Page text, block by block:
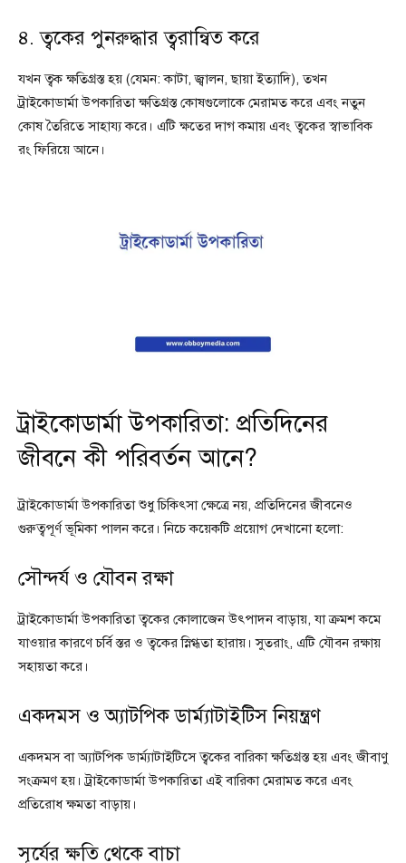
৪. ত্বকের পুনরুদ্ধার ত্বরান্বিত করে
যখন ত্বক ক্ষতিগ্রস্ত হয় (যেমন: কাটা, জ্বালন, ছায়া ইত্যাদি), তখন
ট্রাইকোডার্মা উপকারিতা ক্ষতিগ্রস্ত কোষগুলোকে মেরামত করে এবং নতুন
কোষ তৈরিতে সাহায্য করে। এটি ক্ষতের দাগ কমায় এবং ত্বকের স্বাভাবিক
রং ফিরিয়ে আনে।
ট্রাইকোডার্মা উপকারিতা: প্রতিদিনের
জীবনে কী পরিবর্তন আনে?
ট্রাইকোডার্মা উপকারিতা শুধু চিকিৎসা ক্ষেত্রে নয়, প্রতিদিনের জীবনেও
গুরুত্বপূর্ণ ভূমিকা পালন করে। নিচে কয়েকটি প্রয়োগ দেখানো হলো:
সৌন্দর্য ও যৌবন রক্ষা
ট্রাইকোডার্মা উপকারিতা ত্বকের কোলাজেন উৎপাদন বাড়ায়, যা ক্রমশ কমে
যাওয়ার কারণে চর্বি স্তর ও ত্বকের স্নিগ্ধতা হারায়। সুতরাং, এটি যৌবন রক্ষায়
সহায়তা করে।
একদমস ও অ্যাটপিক ডার্ম্যাটাইটিস নিয়ন্ত্রণ
একদমস বা অ্যাটপিক ডার্ম্যাটাইটিসে ত্বকের বারিকা ক্ষতিগ্রস্ত হয় এবং জীবাণু
সংক্রমণ হয়। ট্রাইকোডার্মা উপকারিতা এই বারিকা মেরামত করে এবং
প্রতিরোধ ক্ষমতা বাড়ায়।
সূর্যের ক্ষতি থেকে বাচা